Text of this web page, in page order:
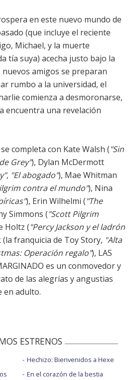
en este nuevo mundo de
(que incluye el reciente
Michael, y la muerte
tía suya) acecha justo bajo la
amigos se preparan
rumbo a la universidad, el
comienza a desmoronarse,
encuentra una revelación
completa con Kate Walsh ("Sin
Grey"), Dylan McDermott
, "El abogado"), Mae Whitman
contra el mundo"), Nina
), Erin Wilhelmi ("The
Simmons ("Scott Pilgrim
Holtz ("Percy Jackson y el ladrón
(la franquicia de Toy Story, "Alta
Operación regalo"), LAS
es un conmovedor y
de las alegrías y angustias
en adulto.
ESTRENOS
Hechizo: Bienvenidos a Hexe
En el corazón de la bestia